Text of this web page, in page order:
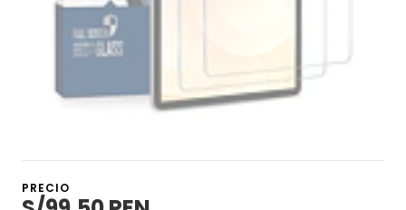
PRECIO